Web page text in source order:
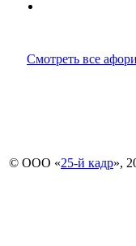
Смотреть все
© ООО «25-й кадр»,